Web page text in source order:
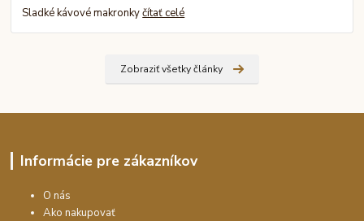
Sladké kávové makronkyčítať celé
Zobraziť všetky články
Informácie pre zákazníkov
O nás
Ako nakupovať